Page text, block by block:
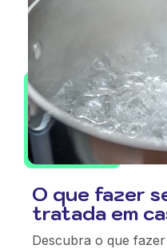
O que fazer
tratada em
Descubra o que